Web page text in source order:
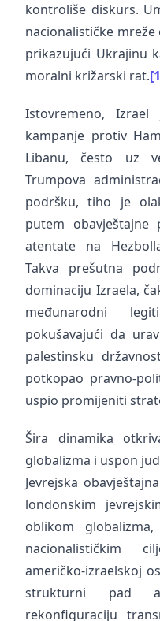
kontroliše diskurs.
nacionalističke
prikazujući Ukrajinu
moralni križarski rat.
Istovremeno,
kampanje protiv
Libanu, često uz
Trumpova
podršku, tiho je
putem obavještajne
atentate na
Takva prešutna
dominaciju Izraela,
međunarodni
pokušavajući da
palestinsku
potkopao pravno-
uspio promijeniti
Šira dinamika
globalizma i uspon
Jevrejska
londonskim
oblikom
nacionalističkim
američko-izraelskoj
strukturni pad
rekonfiguraciju